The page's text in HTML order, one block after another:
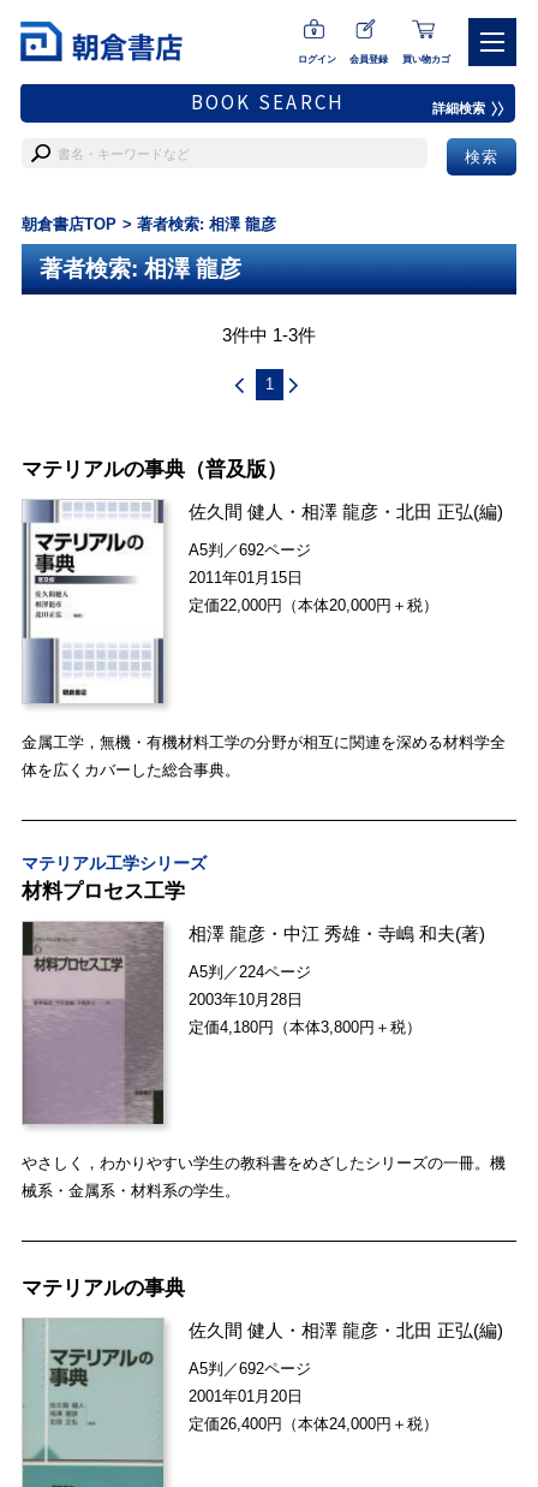
ログイン 会員登録 買い物カゴ
BOOK SEARCH 詳細検索
朝倉書店TOP 著者検索: 相澤 龍彦
著者検索: 相澤 龍彦
3件中 1-3件
1
マテリアルの事典（普及版）
佐久間 健人 ・相澤 龍彦 ・北田 正弘(編)
A5判／692ページ
2011年01月15日
定価22,000円（本体20,000円＋税）
金属工学，無機・有機材料工学の分野が相互に関連を深める材料学全
体を広くカバーした総合事典。
マテリアル工学シリーズ
材料プロセス工学
相澤 龍彦 ・中江 秀雄 ・寺嶋 和夫(著)
A5判／224ページ
2003年10月28日
定価4,180円（本体3,800円＋税）
やさしく，わかりやすい学生の教科書をめざしたシリーズの一冊。機
械系・金属系・材料系の学生。
マテリアルの事典
佐久間 健人 ・相澤 龍彦 ・北田 正弘(編)
A5判／692ページ
2001年01月20日
定価26,400円（本体24,000円＋税）